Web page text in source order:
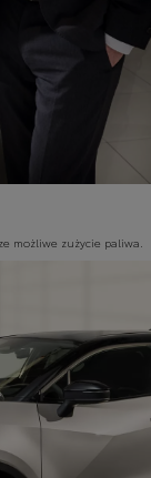
możliwe zużycie paliwa.